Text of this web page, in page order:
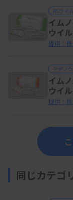
RSウイ
イム
ウイ
提供：
アデノ
イム
ウイ
提供：
同じカテゴ